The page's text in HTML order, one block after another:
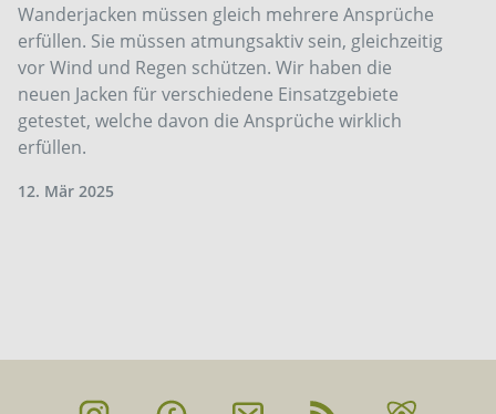
Wanderjacken müssen gleich mehrere Ansprüche
erfüllen. Sie müssen atmungsaktiv sein, gleichzeitig
vor Wind und Regen schützen. Wir haben die
neuen Jacken für verschiedene Einsatzgebiete
getestet, welche davon die Ansprüche wirklich
erfüllen.
12. Mär 2025